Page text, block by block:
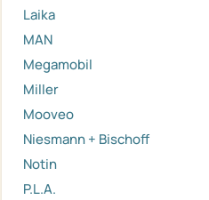
Laika
MAN
Megamobil
Miller
Mooveo
Niesmann + Bischoff
Notin
P.L.A.